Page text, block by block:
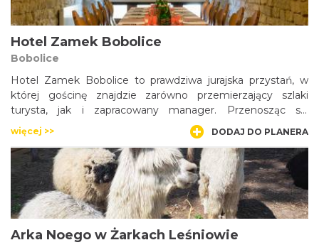
Hotel Zamek Bobolice
Bobolice
Hotel Zamek Bobolice to prawdziwa jurajska przystań, w
której gościnę znajdzie zarówno przemierzający szlaki
turysta, jak i zapracowany manager. Przenosząc się
myślami w dawne czasy nie trzeba jednak rezygnować z
telefonu, telewizji czy internetu, które znajdują się na
wyposażeniu każdego pokoju. W hotelu można także
zorganizować konferencje.
więcej >> DODAJ DO PLANERA
Arka Noego w Żarkach Leśniowie